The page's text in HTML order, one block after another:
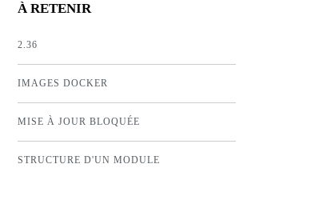
À RETENIR
2.36
IMAGES DOCKER
MISE À JOUR BLOQUÉE
STRUCTURE D'UN MODULE